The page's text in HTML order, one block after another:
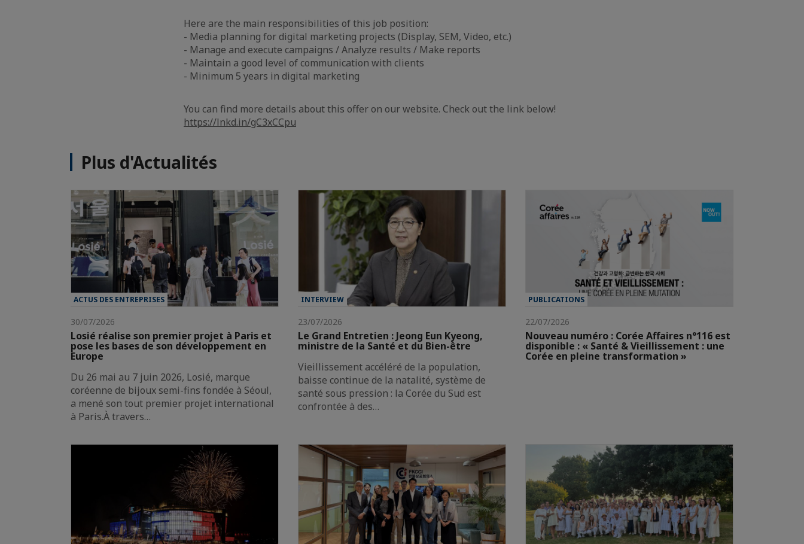
Here are the main responsibilities of this job position:
- Media planning for digital marketing projects (Display, SEM, Video, etc.)
- Manage and execute campaigns / Analyze results / Make reports
- Maintain a good level of communication with clients
- Minimum 5 years in digital marketing
You can find more details about this offer on our website. Check out the link below!
https://lnkd.in/gC3xCCpu
Plus d'Actualités
ACTUS DES ENTREPRISES
30/07/2026
Losié réalise son premier projet à Paris et
pose les bases de son développement en
Europe
Du 26 mai au 7 juin 2026, Losié, marque
coréenne de bijoux semi-fins fondée à Séoul,
a mené son tout premier projet international
à Paris.À travers…
INTERVIEW
23/07/2026
Le Grand Entretien : Jeong Eun Kyeong,
ministre de la Santé et du Bien-être
Vieillissement accéléré de la population,
baisse continue de la natalité, système de
santé sous pression : la Corée du Sud est
confrontée à des…
PUBLICATIONS
22/07/2026
Nouveau numéro : Corée Affaires n°116 est
disponible : « Santé & Vieillissement : une
Corée en pleine transformation »